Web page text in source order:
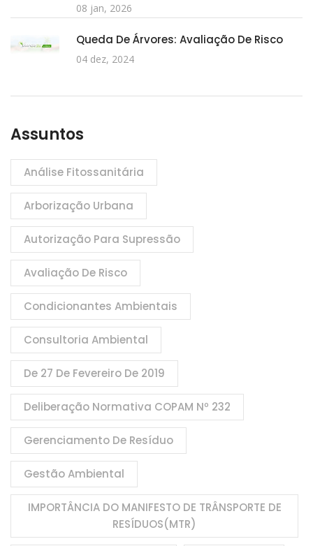
08 jan, 2026
Queda De Árvores: Avaliação De Risco
04 dez, 2024
Assuntos
Análise Fitossanitária
Arborização Urbana
Autorização Para Supressão
Avaliação De Risco
Condicionantes Ambientais
Consultoria Ambiental
De 27 De Fevereiro De 2019
Deliberação Normativa COPAM Nº 232
Gerenciamento De Resíduo
Gestão Ambiental
IMPORTÂNCIA DO MANIFESTO DE TRÂNSPORTE DE
RESÍDUOS(MTR)